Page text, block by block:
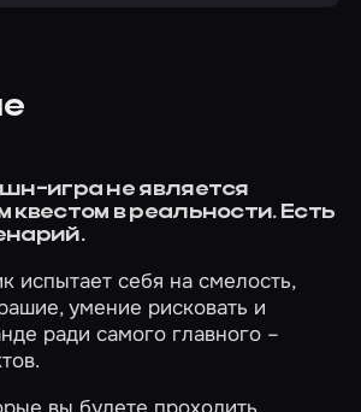
игра не является
квестом в реальности. Есть
испытает себя на смелость,
умение рисковать и
ради самого главного –